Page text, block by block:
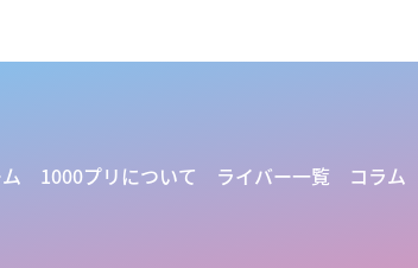
1000プリについて ライバー一覧 コラム